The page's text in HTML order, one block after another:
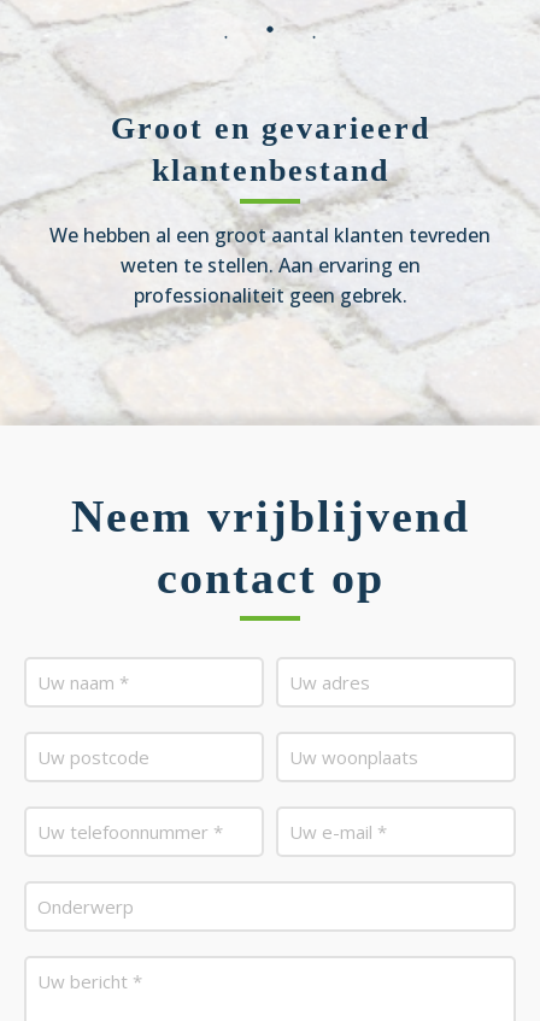
Groot en gevarieerd
klantenbestand
We hebben al een groot aantal klanten tevreden
weten te stellen. Aan ervaring en
professionaliteit geen gebrek.
Neem vrijblijvend
contact op